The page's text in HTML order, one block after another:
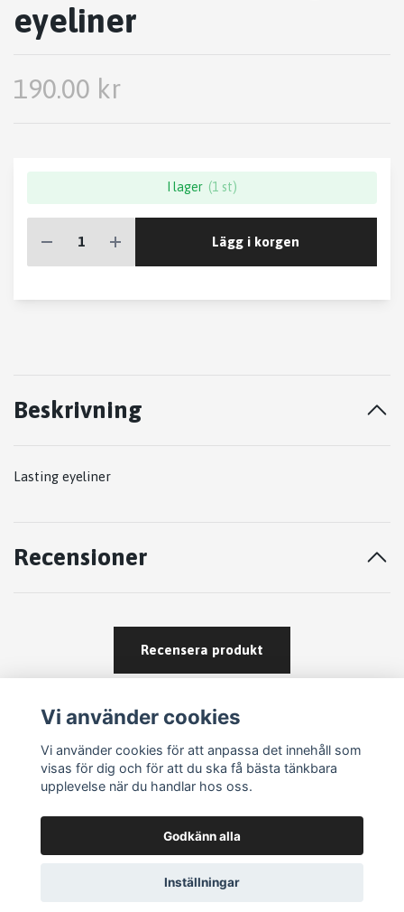
eyeliner
190.00 kr
I lager (1 st)
Lägg i korgen
Beskrivning
Lasting eyeliner
Recensioner
Recensera produkt
Om köp och returer
Vi använder cookies
Vi använder cookies för att anpassa det innehåll som
visas för dig och för att du ska få bästa tänkbara
upplevelse när du handlar hos oss.
Godkänn alla
Inställningar